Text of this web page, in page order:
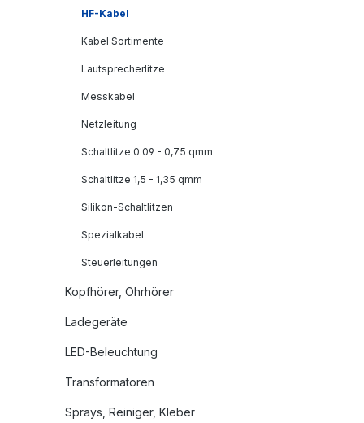
HF-Kabel
Kabel Sortimente
Lautsprecherlitze
Messkabel
Netzleitung
Schaltlitze 0.09 - 0,75 qmm
Schaltlitze 1,5 - 1,35 qmm
Silikon-Schaltlitzen
Spezialkabel
Steuerleitungen
Kopfhörer, Ohrhörer
Ladegeräte
LED-Beleuchtung
Transformatoren
Sprays, Reiniger, Kleber